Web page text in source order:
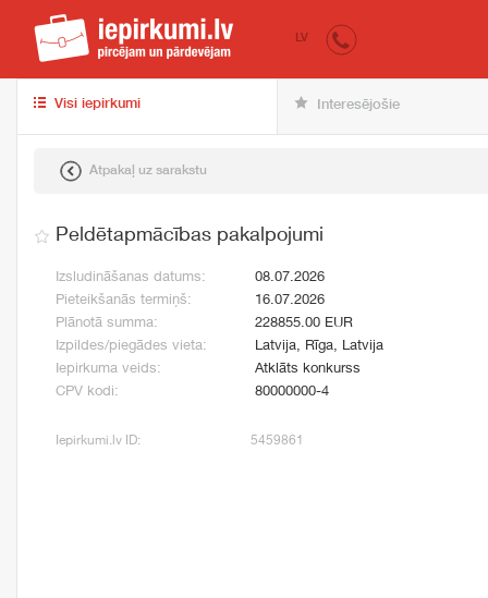
iepirkumi.lv
LV
Visi iepirkumi Interesējošie
Atpakaļ uz sarakstu
Peldētapmācības pakalpojumi
Izsludināšanas datums:
08.07.2026
Pieteikšanās termiņš:
16.07.2026
Plānotā summa:
228855.00 EUR
Izpildes/piegādes vieta:
Latvija, Rīga, Latvija
Iepirkuma veids:
Atklāts konkurss
CPV kodi:
80000000-4
Iepirkumi.lv ID: 5459861